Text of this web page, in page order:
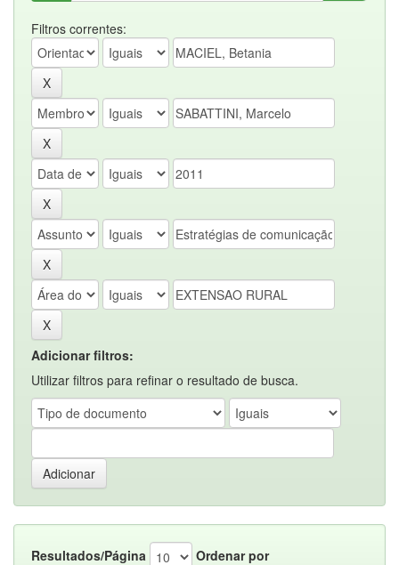
Filtros correntes:
Adicionar filtros:
Utilizar filtros para refinar o resultado de busca.
Resultados/Página
Ordenar por